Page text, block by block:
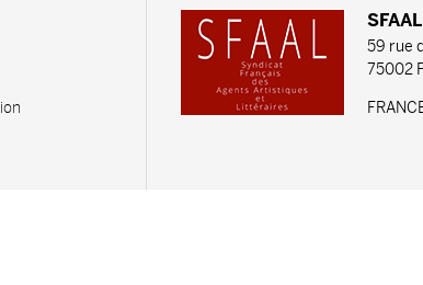
SFAAL
59 rue
75002